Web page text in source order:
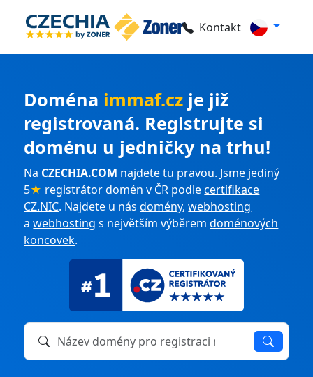
Kontakt
Doména immaf.cz je již
registrovaná. Registrujte si
doménu u jedničky na trhu!
Na CZECHIA.COM najdete tu pravou. Jsme jediný
5★ registrátor domén v ČR podlecertifikace
CZ.NIC. Najdete u násdomény,webhosting
awebhosting s největším výběremdoménových
koncovek.
Název domény k registraci nebo převodu